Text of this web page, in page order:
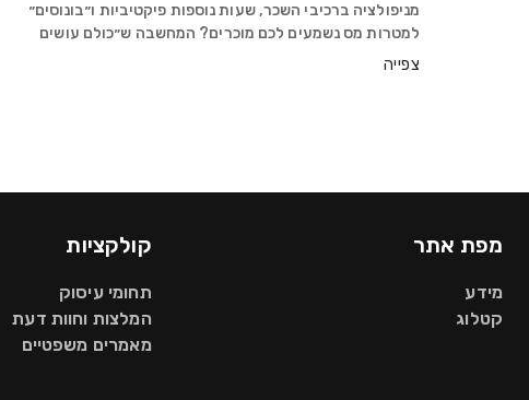
מניפולציה ברכיבי השכר, שעות נוספות פיקטיביות ו״בונוסים״
למטרות מס נשמעים לכם מוכרים? המחשבה ש״כולם עושים
את זה״ ושזה רק ״הסדר זמני״ עלולה לעלות לכם בפיטורי
צפייה
מפת אתר
מידע
קטלוג
קולקציות
תחומי עיסוק
המלצות וחוות דעת
מאמרים משפטיים